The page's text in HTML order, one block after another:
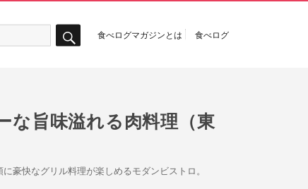
食べログマガジンとは 食べログ
な旨味溢れる肉料理（東
豪快なグリル料理が楽しめるモダンビストロ。